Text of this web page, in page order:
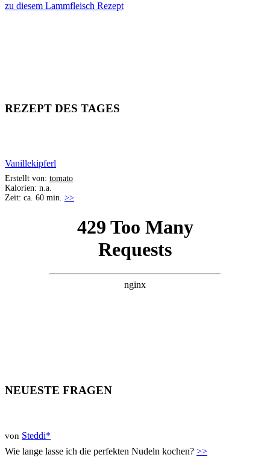
zu diesem Lammfleisch Rezept
REZEPT DES TAGES
Vanillekipferl
Erstellt von: tomato
Kalorien: n.a.
Zeit: ca. 60 min. >>
NEUESTE FRAGEN
von Steddi*
Wie lange lasse ich die perfekten Nudeln kochen? >>